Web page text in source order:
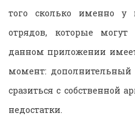
того сколько именно у
отрядов, которые могут
данном приложении
момент:
сразиться с собственной
недостатки.